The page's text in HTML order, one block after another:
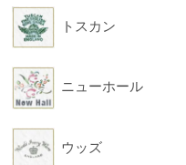
トスカン
ニューホール
ウッズ